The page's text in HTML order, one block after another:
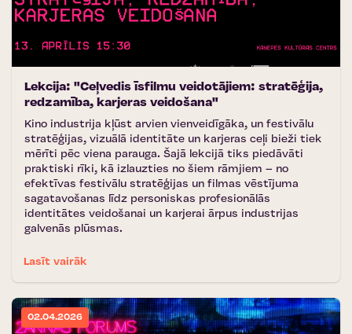
Lekcija: "Ceļvedis īsfilmu veidotājiem: stratēģija,
redzamība, karjeras veidošana"
Kino industrija kļūst arvien vienveidīgāka, un festivālu
stratēģijas, vizuālā identitāte un karjeras ceļi bieži tiek
mērīti pēc viena parauga. Šajā lekcijā tiks piedāvāti
praktiski rīki, kā izlauzties no šiem rāmjiem – no
efektīvas festivālu stratēģijas un filmas vēstījuma
sagatavošanas līdz personiskas profesionālās
identitātes veidošanai un karjerai ārpus industrijas
galvenās plūsmas.
Lasīt vairāk
02.04.2026